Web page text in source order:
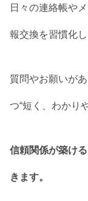
日々の連絡帳や
報交換を習慣化し
質問やお願いが
つ“短く、わかり
信頼関係が築け
きます。